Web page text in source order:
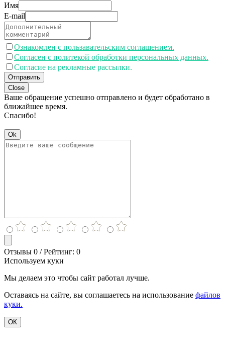
Имя
E-mail
Ознакомлен с пользавательским соглашением.
Согласен с политекой обработки персональных данных.
Согласие на рекламные рассылки.
Отправить
Close
Ваше обращение успешно отправлено и будет обработано в
ближайшее время.
Спасибо!
Ok
Отзывы 0 / Рейтинг: 0
Используем куки
Мы делаем это чтобы сайт работал лучше.
Оставаясь на сайте, вы соглашаетесь на использование файлов
куки.
ОК